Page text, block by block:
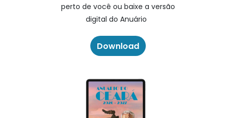
perto de você ou baixe a versão
digital do Anuário
Download